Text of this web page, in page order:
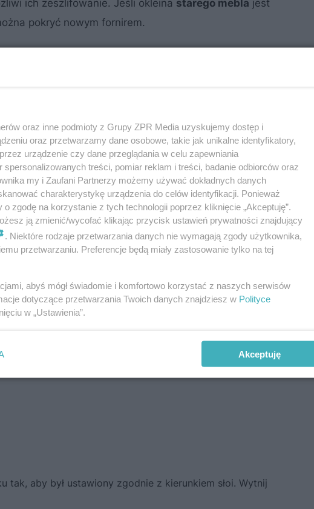
ich zeszlifowanie. Jeśli okleina starego mebla jest
pokryć nowym fornirem.
drewna, dzięki temu miejsce uszkodzenia będzie
tak, aby był ustawiony zgodnie z kierunkiem słoi. Wytnij
oraz inne podmioty z Grupy ZPR Media uzyskujemy dostęp i
oraz przetwarzamy dane osobowe, takie jak unikalne identyfikatory,
urządzenie czy dane przeglądania w celu zapewniania
treści, pomiar reklam i treści, badanie odbiorców oraz
my i Zaufani Partnerzy możemy używać dokładnych danych
charakterystykę urządzenia do celów identyfikacji. Ponieważ
zgodę na korzystanie z tych technologii poprzez kliknięcie „Akceptuję”.
ją zmienić/wycofać klikając przycisk ustawień prywatności znajdujący
. Niektóre rodzaje przetwarzania danych nie wymagają zgody użytkownika,
przetwarzaniu. Preferencje będą miały zastosowanie tylko na tej
abyś mógł świadomie i komfortowo korzystać z naszych serwisów
dotyczące przetwarzania Twoich danych znajdziesz w Polityce
w „Ustawienia”.
Akceptuję